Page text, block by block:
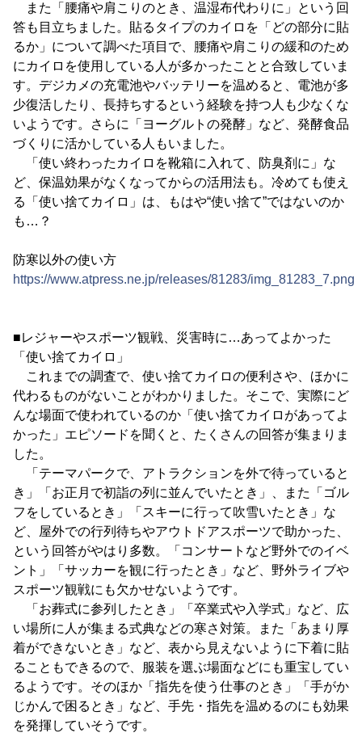
また「腰痛や肩こりのとき、温湿布代わりに」という回
答も目立ちました。貼るタイプのカイロを「どの部分に貼
るか」について調べた項目で、腰痛や肩こりの緩和のため
にカイロを使用している人が多かったことと合致していま
す。デジカメの充電池やバッテリーを温めると、電池が多
少復活したり、長持ちするという経験を持つ人も少なくな
いようです。さらに「ヨーグルトの発酵」など、発酵食品
づくりに活かしている人もいました。
「使い終わったカイロを靴箱に入れて、防臭剤に」な
ど、保温効果がなくなってからの活用法も。冷めても使え
る「使い捨てカイロ」は、もはや“使い捨て”ではないのか
も…？
防寒以外の使い方
https://www.atpress.ne.jp/releases/81283/img_81283_7.png
■レジャーやスポーツ観戦、災害時に…あってよかった
「使い捨てカイロ」
これまでの調査で、使い捨てカイロの便利さや、ほかに
代わるものがないことがわかりました。そこで、実際にど
んな場面で使われているのか「使い捨てカイロがあってよ
かった」エピソードを聞くと、たくさんの回答が集まりま
した。
「テーマパークで、アトラクションを外で待っていると
き」「お正月で初詣の列に並んでいたとき」、また「ゴル
フをしているとき」「スキーに行って吹雪いたとき」な
ど、屋外での行列待ちやアウトドアスポーツで助かった、
という回答がやはり多数。「コンサートなど野外でのイベ
ント」「サッカーを観に行ったとき」など、野外ライブや
スポーツ観戦にも欠かせないようです。
「お葬式に参列したとき」「卒業式や入学式」など、広
い場所に人が集まる式典などの寒さ対策。また「あまり厚
着ができないとき」など、表から見えないように下着に貼
ることもできるので、服装を選ぶ場面などにも重宝してい
るようです。そのほか「指先を使う仕事のとき」「手がか
じかんで困るとき」など、手先・指先を温めるのにも効果
を発揮していそうです。